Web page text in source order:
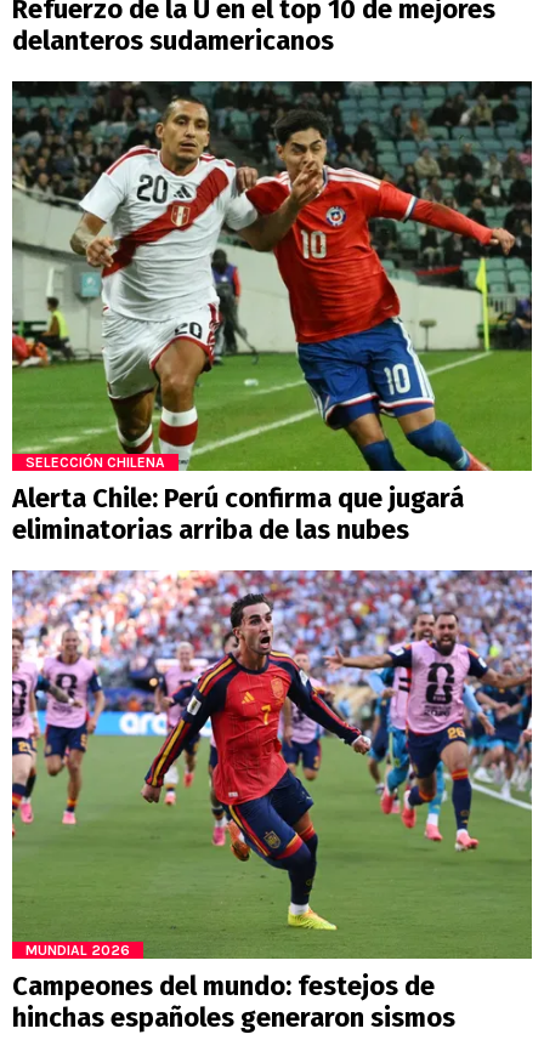
Refuerzo de la U en el top 10 de mejores
delanteros sudamericanos
SELECCIÓN CHILENA
Alerta Chile: Perú confirma que jugará
eliminatorias arriba de las nubes
MUNDIAL 2026
Campeones del mundo: festejos de
hinchas españoles generaron sismos